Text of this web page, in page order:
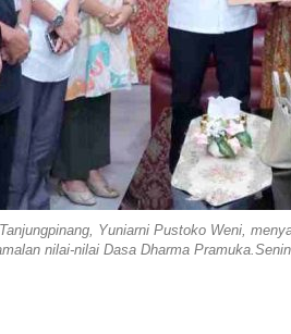
Yuniarni Pustoko Weni,
nilai-nilai Dasa Dharma